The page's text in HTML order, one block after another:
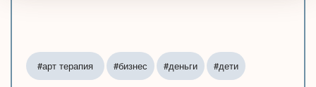
#арт терапия #бизнес #деньги #дети